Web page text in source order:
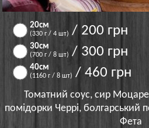
20см
(330 г / 4 шт) / 200 грн
30см
(700 г / 8 шт) / 300 грн
40см
(1160 г / 8 шт) / 460 грн
Томатний соус, сир
помідорки Черрі, болгарський
Фета